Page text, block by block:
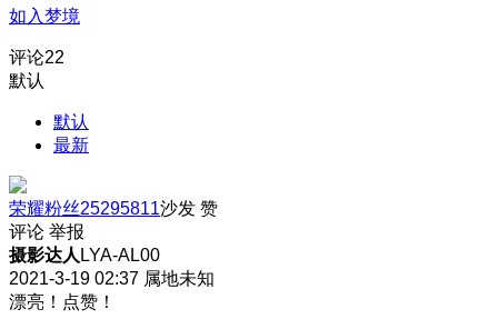
如入梦境
评论22
默认
默认
最新
荣耀粉丝25295811沙发 赞
评论 举报
摄影达人 LYA-AL00
2021-3-19 02:37 属地未知
漂亮！点赞！